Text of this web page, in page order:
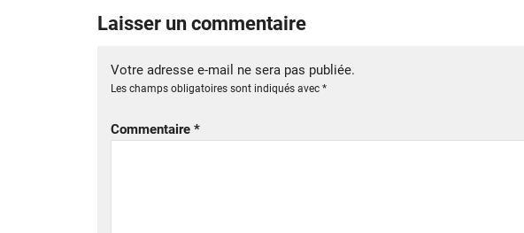
Laisser un commentaire
Votre adresse e-mail ne sera pas publiée.
Les champs obligatoires sont indiqués avec *
Commentaire *